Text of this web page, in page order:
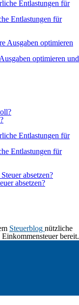
Entlastungen für
optimieren und
Entlastungen für
absetzen?
Steuerblog nützliche
bereit.